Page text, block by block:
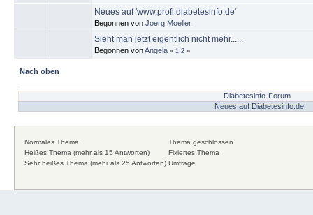
Neues auf 'www.profi.diabetesinfo.de'
Begonnen von Joerg Moeller
Sieht man jetzt eigentlich nicht mehr......
Begonnen vonAngela « 1 2 »
Nach oben
Diabetesinfo-Forum
Neues auf Diabetesinfo.de
Normales Thema
Heißes Thema (mehr als 15 Antworten)
Sehr heißes Thema (mehr als 25 Antworten)
Thema geschlossen
Fixiertes Thema
Umfrage